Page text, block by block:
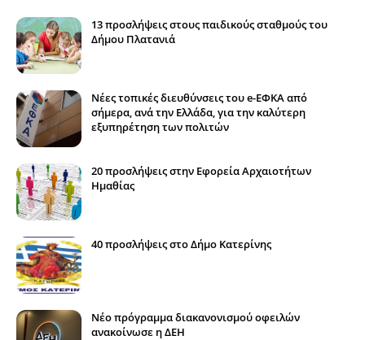
13 προσλήψεις στους παιδικούς σταθμούς του
Δήμου Πλατανιά
Νέες τοπικές διευθύνσεις του e-ΕΦΚΑ από
σήμερα, ανά την Ελλάδα, για την καλύτερη
εξυπηρέτηση των πολιτών
20 προσλήψεις στην Εφορεία Αρχαιοτήτων
Ημαθίας
40 προσλήψεις στο Δήμο Κατερίνης
Νέο πρόγραμμα διακανονισμού οφειλών
ανακοίνωσε η ΔΕΗ